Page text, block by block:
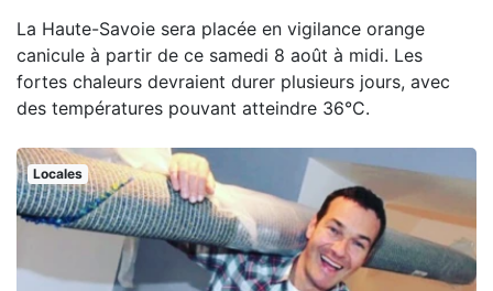
La Haute-Savoie sera placée en vigilance orange
canicule à partir de ce samedi 8 août à midi. Les
fortes chaleurs devraient durer plusieurs jours, avec
des températures pouvant atteindre 36°C.
Locales